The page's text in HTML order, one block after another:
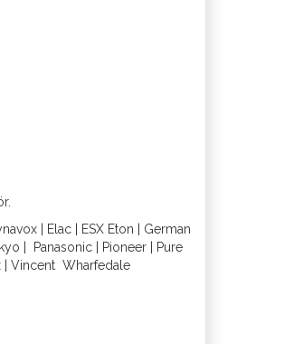
Elac ESX Eton
German
Panasonic| Pioneer|
Pure
Vincent Wharfedal e